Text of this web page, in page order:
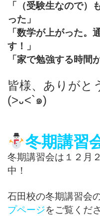
「（受験生なので）
った」
「数学が上がった。
す！」
「家で勉強する時間
皆様、ありがと
(>᎑<`๑)
冬期講習
冬期講習会は１２月
中！
石田校の冬期講習会
プページをご覧くだ